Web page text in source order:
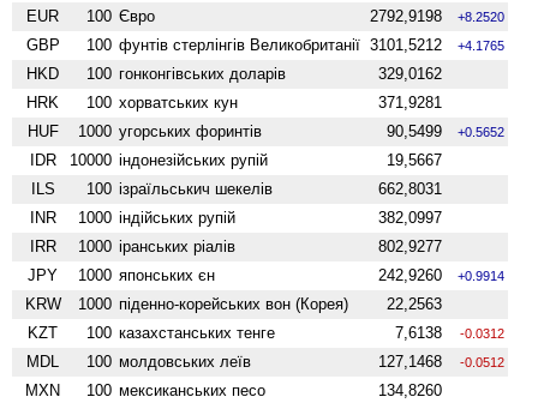
EUR
100 Євро 2792,9198 +8.2520
GBP 100 фунтів стерлінгів Велико­британії 3101,5212 +4.1765
HKD 100 гонконгівських доларів
329,0162
HRK
100 хорватських кун
371,9281
HUF
1000 угорських форинтів 90,5499 +0.5652
IDR 10000 індонезійських рупій
19,5667
ILS
100 ізраїльськич шекелів
662,8031
INR
1000 індійських рупій
382,0997
IRR
1000 іранських ріалів
802,9277
JPY
1000 японських єн 242,9260 +0.9914
KRW 1000 піденно-корейських вон (Корея)
22,2563
KZT
100 казахстанських тенге 7,6138 -0.0312
MDL 100 молдовських леїв 127,1468 -0.0512
MXN 100 мексиканських песо
134,8260